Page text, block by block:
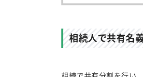
相続人で共有名